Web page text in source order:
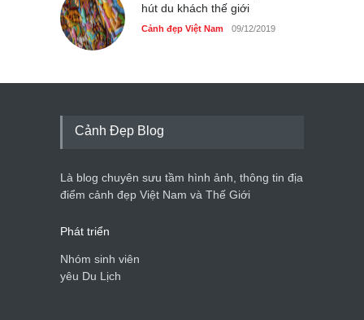
hút du khách thế giới
Cảnh đẹp Việt Nam 09/12/2019
Cảnh Đẹp Blog
Là blog chuyên sưu tầm hình ảnh, thông tin địa
điểm cảnh đẹp Việt Nam và Thế Giới
Phát triển
Nhóm sinh viên
yêu Du Lịch